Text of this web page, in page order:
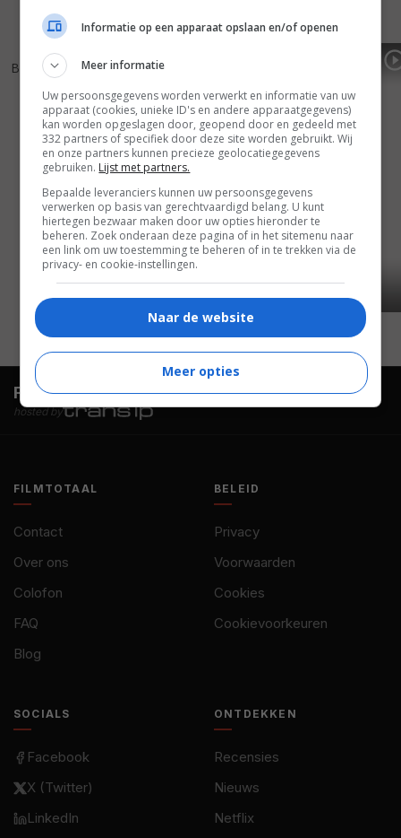
5,2
Bite (2015)
FilmTotaal.Hét online filmoverzicht.
hosted by
FILMTOTAAL
Contact
Over ons
Colofon
FAQ
Blog
BELEID
Privacy
Voorwaarden
Cookies
Cookievoorkeuren
SOCIALS
Facebook
X (Twitter)
LinkedIn
ONTDEKKEN
Recensies
Nieuws
Netflix
Informatie op een apparaat opslaan en/of openen
Meer informatie
Uw persoonsgegevens worden verwerkt en informatie van uw
apparaat (cookies, unieke ID's en andere apparaatgegevens)
kan worden opgeslagen door, geopend door en gedeeld met
332 partners of specifiek door deze site worden gebruikt. Wij
en onze partners kunnen precieze geolocatiegegevens
gebruiken. Lijst met partners.
Bepaalde leveranciers kunnen uw persoonsgegevens
verwerken op basis van gerechtvaardigd belang. U kunt
hiertegen bezwaar maken door uw opties hieronder te
beheren. Zoek onderaan deze pagina of in het sitemenu naar
een link om uw toestemming te beheren of in te trekken via de
privacy- en cookie-instellingen.
Naar de website
Meer opties